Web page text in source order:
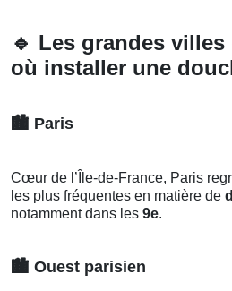
🔹 Les grandes villes
où installer une
🏙️ Paris
Cœur de l’Île-de-France, Paris
les plus fréquentes en matière de
notamment dans les 9e.
🏙️ Ouest parisien